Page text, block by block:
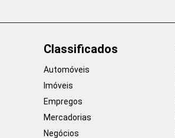
Classificados
Automóveis
Imóveis
Empregos
Mercadorias
Negócios